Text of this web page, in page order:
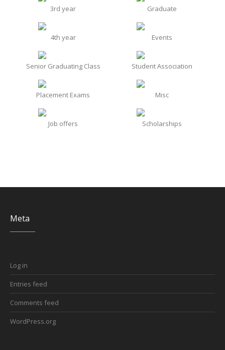
3rd year Graduate
4th year Events
Senior Graduating Class Student Association
Placement Exams Misc
Job offers Scholarships
Meta
Log in
Entries feed
Comments feed
WordPress.org